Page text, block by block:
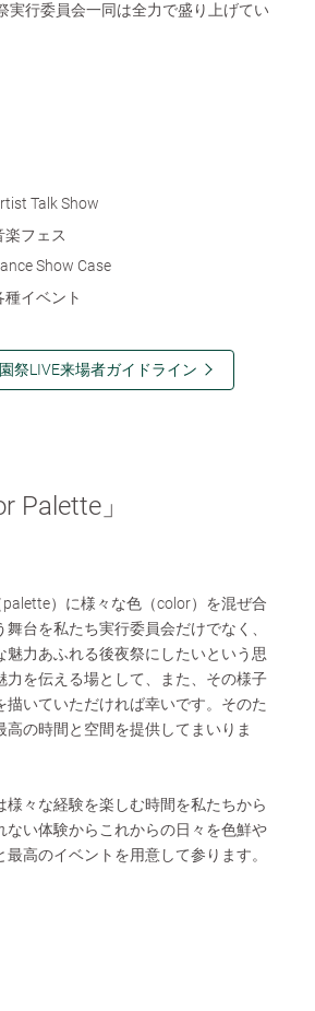
実行委員会一同は全力で盛り上げてい
Talk Show
楽フェス
Show Case
種イベント
祭LIVE来場者ガイドライン
Palette」
）に様々な色（color）を混ぜ合
台を私たち実行委員会だけでなく、
力あふれる後夜祭にしたいという思
を伝える場として、また、その様子
いていただければ幸いです。そのた
の時間と空間を提供してまいりま
々な経験を楽しむ時間を私たちから
い体験からこれからの日々を色鮮や
高のイベントを用意して参ります。